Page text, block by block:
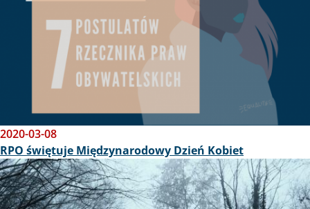
2020-03-08
RPO świętuje Międzynarodowy Dzień Kobiet
Obraz